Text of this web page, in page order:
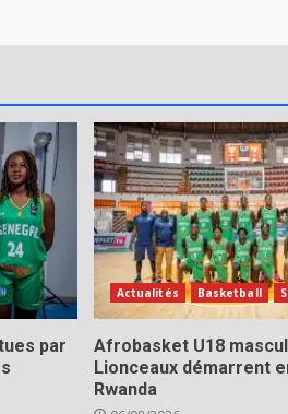
par
Actualités Basketball
Afrobasket U18
Lionceaux démarrent
Rwanda